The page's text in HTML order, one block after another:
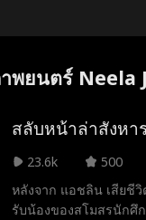
พยนตร์ Neela
สลับหน้าล่าสังหา
23.6k
500
หลังจาก แอชลิน เสียชี
รับน้องของสโมสรนักศึ